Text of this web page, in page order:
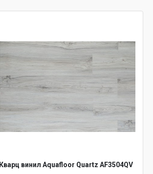
Кварц винил Aquafloor Quartz AF3504QV